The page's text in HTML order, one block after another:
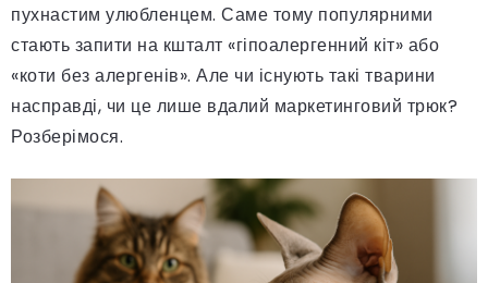
пухнастим улюбленцем. Саме тому популярними
стають запити на кшталт «гіпоалергенний кіт» або
«коти без алергенів». Але чи існують такі тварини
насправді, чи це лише вдалий маркетинговий трюк?
Розберімося.